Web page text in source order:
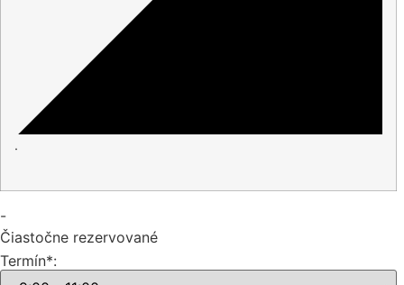
·
-
Čiastočne rezervované
Termín*: